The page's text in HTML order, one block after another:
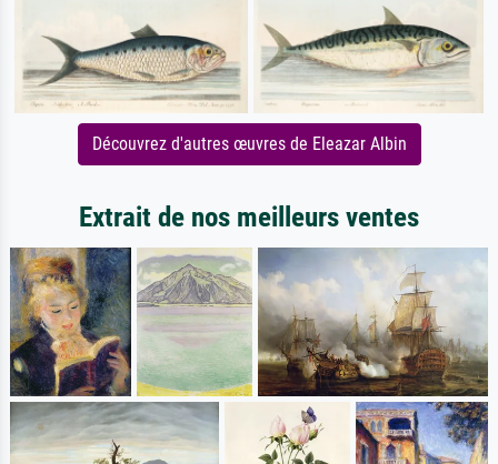
Découvrez d'autres œuvres de Eleazar Albin
Extrait de nos meilleurs ventes